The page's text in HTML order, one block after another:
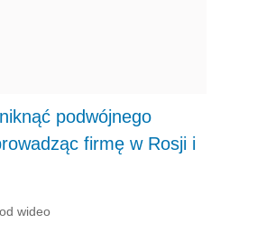
podwójnego
firmę w Rosji i
wideo